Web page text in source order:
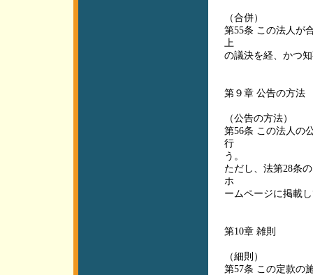
（合併）
第55条 この法人が
上
の議決を経、かつ
第９章 公告の方法
（公告の方法）
第56条 この法人の
行
う。
ただし、法第28条
ホ
ームページに掲載
第10章 雑則
（細則）
第57条 この定款の